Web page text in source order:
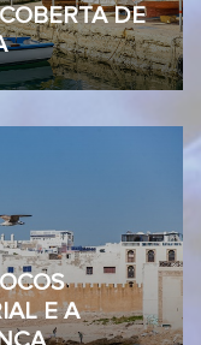
DE
E A